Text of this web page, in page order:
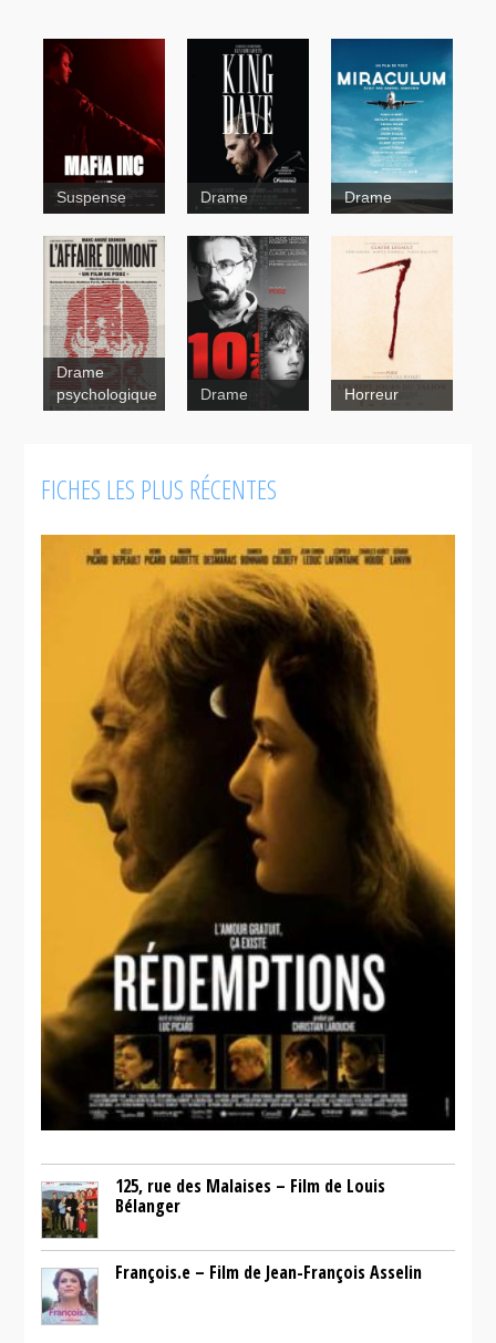
Suspense
Dave
Drame
Miraculum
Drame
Drame
psychologique
10
1/2
Drame
sept jours
du talion
Horreur
FICHES LES PLUS RÉCENTES
125, rue des Malaises – Film de Louis
Bélanger
François.e – Film de Jean-François Asselin